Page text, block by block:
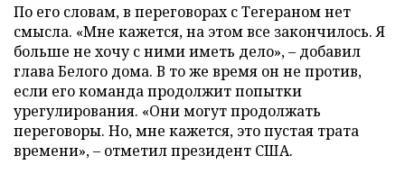
По его словам, в переговорах с Тегераном нет
смысла. «Мне кажется, на этом все закончилось. Я
больше не хочу с ними иметь дело», – добавил
глава Белого дома. В то же время он не против,
если его команда продолжит попытки
урегулирования. «Они могут продолжать
переговоры. Но, мне кажется, это пустая трата
времени», – отметил президент США.